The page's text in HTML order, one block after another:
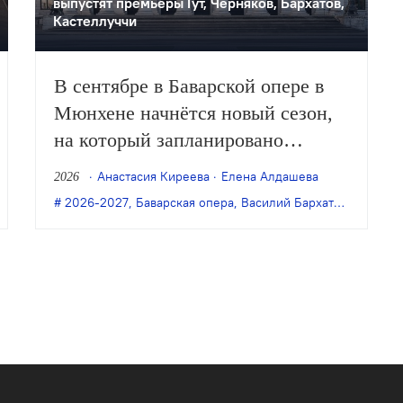
Марк Букин,планы на сезон,Филипп Гуревич
Кастеллуччи
В сентябре в Баварской опере в
Мюнхене начнётся новый сезон,
на который запланировано
полтора десятка оперных и
балетных премьер, в том числе
2026 Анастасия Киреева
Елена Алдашева
2026-2027, Баварская опера, Василий Бархатов